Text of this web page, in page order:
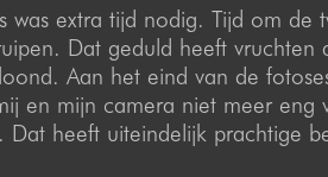
was extra tijd nodig. Tijd om de
Dat geduld heeft vruchten
Aan het eind van de
en mijn camera niet meer eng
Dat heeft uiteindelijk prachtige